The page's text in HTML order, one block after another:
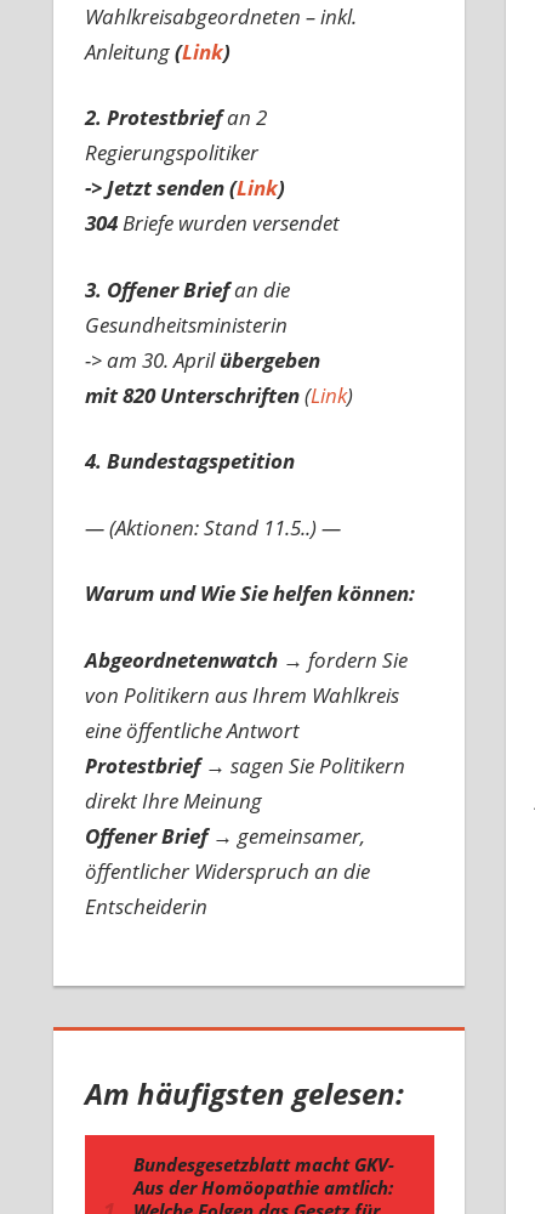
Wahlkreisabgeordneten – inkl.
Anleitung(Link)
2. Protestbriefan 2
Regierungspolitiker
-> Jetzt senden (Link)
304Briefe wurden versendet
3. Offener Briefan die
Gesundheitsministerin
-> am 30. Aprilübergeben
mit 820 Unterschriften(Link)
4. Bundestagspetition
— (Aktionen: Stand 11.5..) —
Warum und Wie Sie helfen können:
Abgeordnetenwatch → fordern Sie
von Politikern aus Ihrem Wahlkreis
eine öffentliche Antwort
Protestbrief → sagen Sie Politikern
direkt Ihre Meinung
Offener Brief → gemeinsamer,
öffentlicher Widerspruch an die
Entscheiderin
Am häufigsten gelesen: